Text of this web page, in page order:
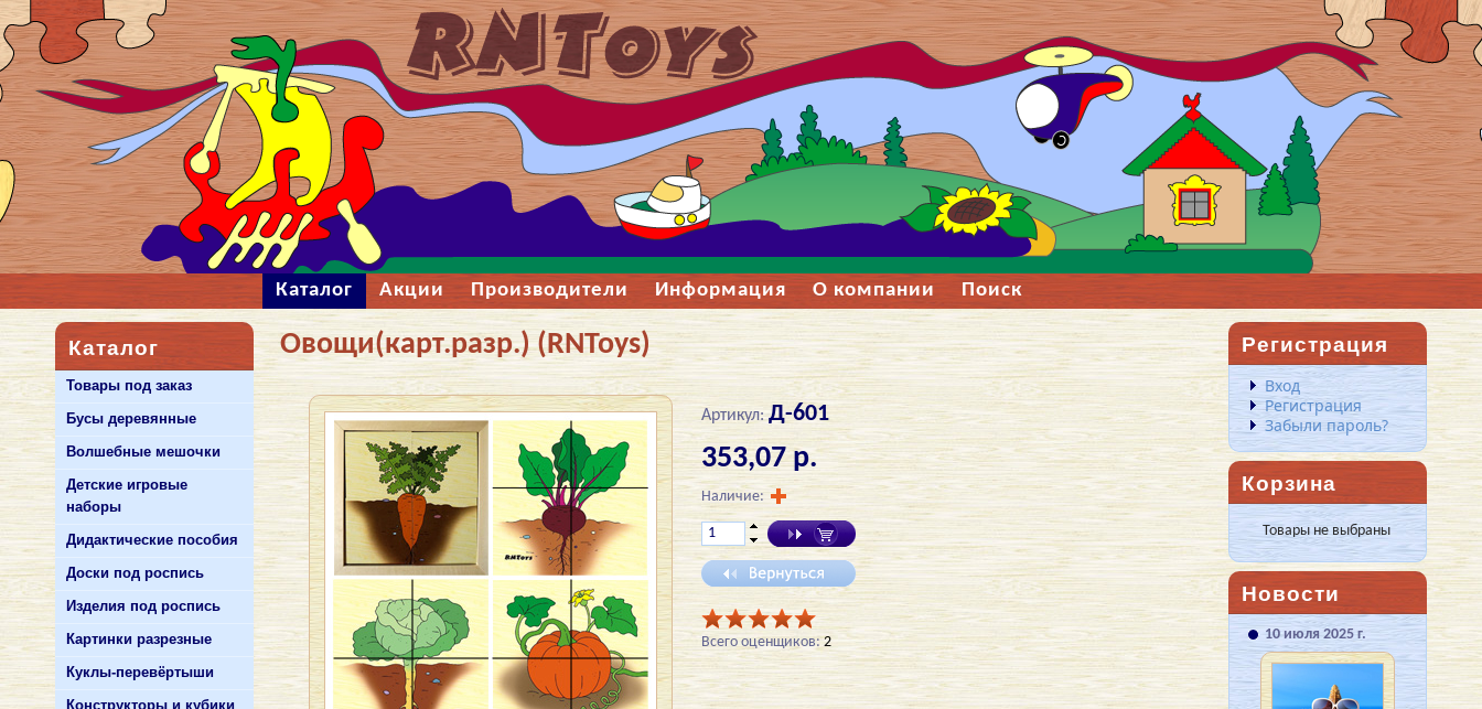
Каталог Акции Производители Информация О компании Поиск
Каталог
Товары под заказ
Бусы деревянные
Волшебные мешочки
Детские игровые
наборы
Дидактические пособия
Доски под роспись
Изделия под роспись
Картинки разрезные
Куклы-перевёртыши
Конструкторы и кубики
Овощи(карт.разр.) (RNToys)
Артикул:Д-601
353,07 р.
Наличие:
Всего оценщиков:2
Регистрация
Вход
Регистрация
Забыли пароль?
Корзина
Товары не выбраны
Новости
10 июля 2025 г.